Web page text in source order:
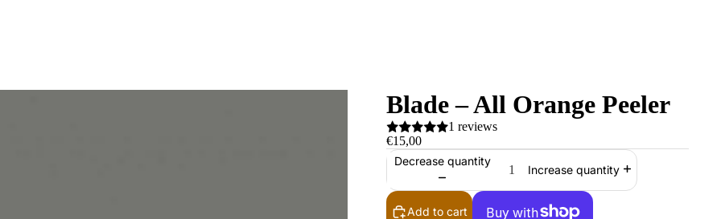
Blade – All Orange Peeler
1 reviews
€15,00
Decrease quantity
Increase quantity
Add to cart